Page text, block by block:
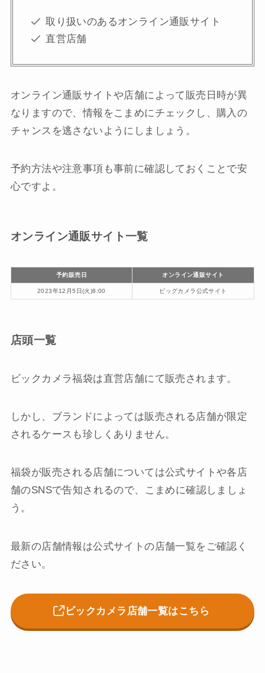
取り扱いのあるオンライン通販サイト
直営店舗
オンライン通販サイトや店舗によって販売日時が異
なりますので、情報をこまめにチェックし、購入の
チャンスを逃さないようにしましょう。
予約方法や注意事項も事前に確認しておくことで安
心ですよ。
オンライン通販サイト一覧
予約販売日 オンライン通販サイト
2023年12月5日(火)8:00 ビッグカメラ公式サイト
店頭一覧
ビックカメラ福袋は直営店舗にて販売されます。
しかし、ブランドによっては販売される店舗が限定
されるケースも珍しくありません。
福袋が販売される店舗については公式サイトや各店
舗のSNSで告知されるので、こまめに確認しましょ
う。
最新の店舗情報は公式サイトの店舗一覧をご確認く
ださい。
ビックカメラ店舗一覧はこちら